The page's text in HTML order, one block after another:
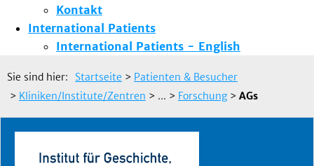
Kontakt
International Patients
International Patients - English
Sie sind hier: Startseite > Patienten & Besucher
> Kliniken/Institute/Zentren > ... > Forschung> AGs